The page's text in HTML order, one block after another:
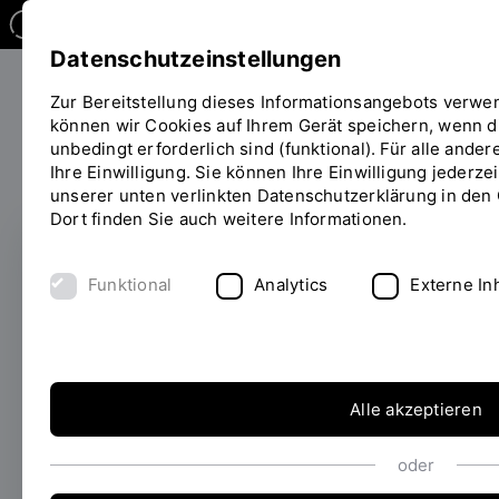
Sie
befinden
sich
auf
Seite
"Detailansicht"
Forschen
ERFOLGREICH EINGEWORBEN
Recycling im 3D-Druck
25.07.2024Am Technolgie Campus
Neustadt an der Donau ist im Juli 2024 das
Datenschutzeinstellungen
Zur Bereitstellung dieses Informationsangebots
können wir Cookies auf Ihrem Gerät speichern, wenn
unbedingt erforderlich sind (funktional). Für alle
Ihre Einwilligung. Sie können Ihre Einwilligung
unserer unten verlinkten Datenschutzerklärung in
Dort finden Sie auch weitere Informationen.
Funktional Analytics Externe
Alle akzeptieren
oder